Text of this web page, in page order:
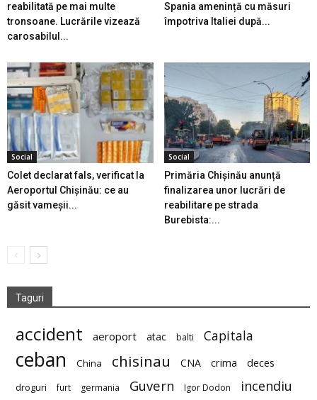
reabilitată pe mai multe
tronsoane. Lucrările vizează
carosabilul...
Spania amenință cu măsuri
împotriva Italiei după...
Social
Colet declarat fals, verificat la
Aeroportul Chișinău: ce au
găsit vameșii...
Social
Primăria Chișinău anunță
finalizarea unor lucrări de
reabilitare pe strada
Burebista:...
Taguri
accident aeroport atac balti Capitala
ceban China chisinau CNA crima deces
droguri furt germania Guvern Igor Dodon incendiu